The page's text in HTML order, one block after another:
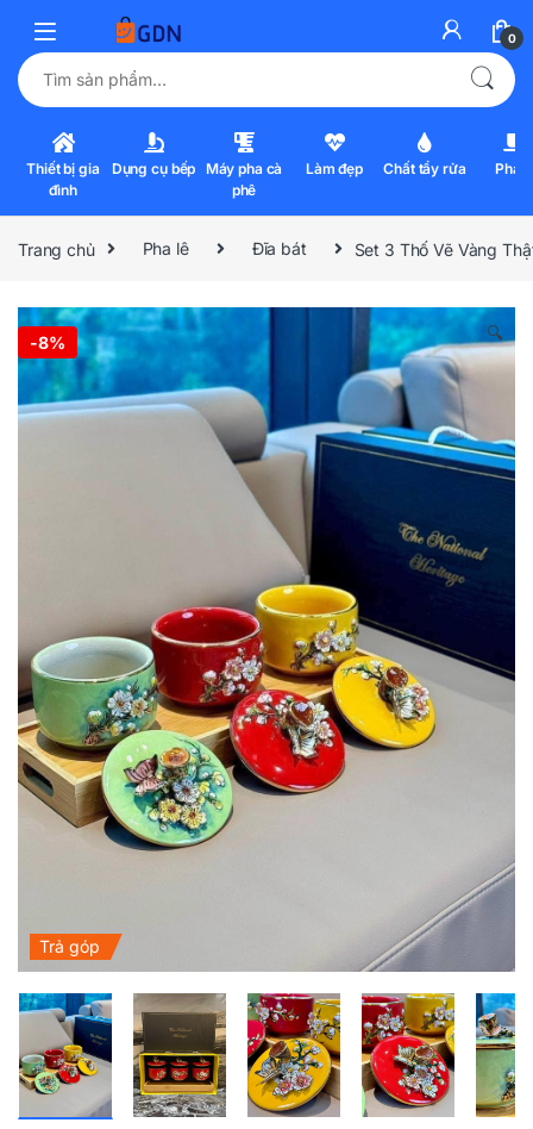
0
Tìm kiếm:
Thiết bị gia
đình
Dụng cụ bếp Máy pha cà
phê
Làm đẹp Chất tẩy rửa Pha
Trang chủ Pha lê Đĩa bát Set 3 Thố Vẽ Vàng
-8% 🔍
Trả góp